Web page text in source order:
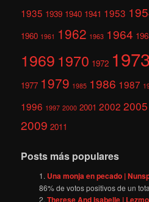
1935 1939 1940 1941 1953
1960 1961 1962 1963 1964
1969 1970 1972 1973
1977 1979 1985 1986 1987
1996 1997 2000 2001 2002 2005
2009 2011
Posts más populares
Una monja en pecado |
86% de votos positivos de un
Therese And Isabelle |